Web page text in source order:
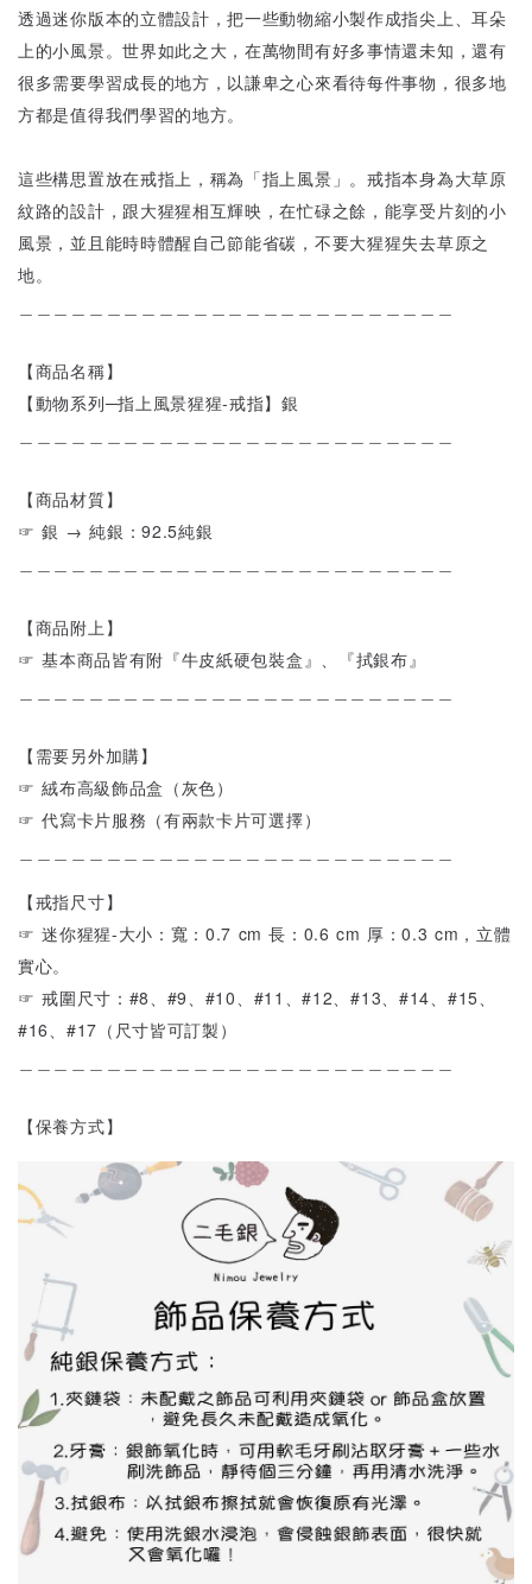
透過迷你版本的立體設計，把一些動物縮小製作成指尖上、耳朵
上的小風景。世界如此之大，在萬物間有好多事情還未知，還有
很多需要學習成長的地方，以謙卑之心來看待每件事物，很多地
方都是值得我們學習的地方。
這些構思置放在戒指上，稱為「指上風景」。戒指本身為大草原
紋路的設計，跟大猩猩相互輝映，在忙碌之餘，能享受片刻的小
風景，並且能時時體醒自己節能省碳，不要大猩猩失去草原之
地。
【商品名稱】
【動物系列─指上風景猩猩-戒指】銀
【商品材質】
☞ 銀 → 純銀：92.5純銀
【商品附上】
☞ 基本商品皆有附『牛皮紙硬包裝盒』、『拭銀布』
【需要另外加購】
☞ 絨布高級飾品盒（灰色）
☞ 代寫卡片服務（有兩款卡片可選擇）
【戒指尺寸】
☞ 迷你猩猩-大小：寬：0.7 cm 長：0.6 cm 厚：0.3 cm，立體
實心。
☞ 戒圍尺寸：#8、#9、#10、#11、#12、#13、#14、#15、
#16、#17（尺寸皆可訂製）
【保養方式】